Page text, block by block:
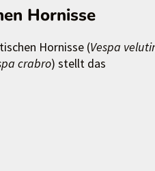
Hornisse
Hornisse (Vespa
crabro) stellt das